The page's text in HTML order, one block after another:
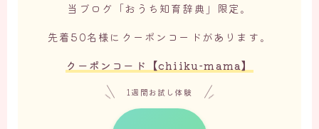
当ブログ「おうち知育辞典」限定。
先着50名様にクーポンコードがあります。
クーポンコード【chiiku-mama】
1週間お試し体験